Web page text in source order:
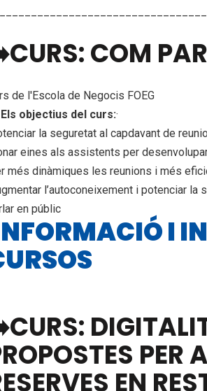
COM
de l'Escola de Negocis FOEG
Els objectius del curs:·
la seguretat al capdavant de
eines als assistents per
més dinàmiques les reunions i més
l’autoconeixement i potenciar
en públic
I
PER
EN